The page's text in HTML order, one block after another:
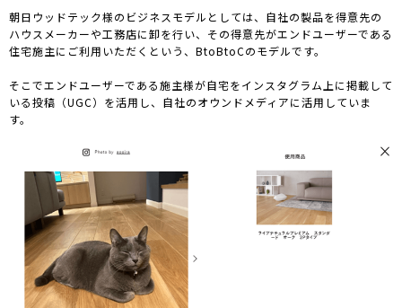
朝日ウッドテック様のビジネスモデルとしては、自社の製品を得意先の
ハウスメーカーや工務店に卸を行い、その得意先がエンドユーザーである
住宅施主にご利用いただくという、BtoBtoCのモデルです。
そこでエンドユーザーである施主様が自宅をインスタグラム上に掲載して
いる投稿（UGC）を活用し、自社のオウンドメディアに活用していま
す。